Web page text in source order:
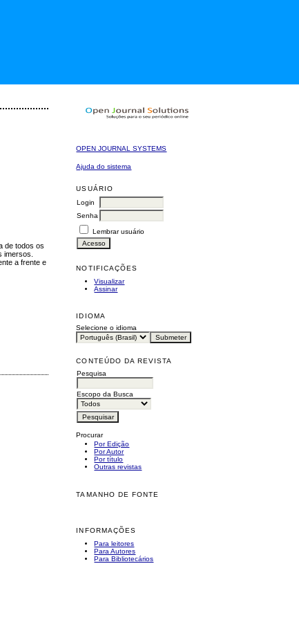
OPEN JOURNAL SYSTEMS
Ajuda do sistema
USUÁRIO
Login
Senha
Lembrar usuário
NOTIFICAÇÕES
Visualizar
Assinar
IDIOMA
Selecione o idioma
CONTEÚDO DA REVISTA
Pesquisa
Escopo da Busca
Procurar
Por Edição
Por Autor
Por título
Outras revistas
TAMANHO DE FONTE
INFORMAÇÕES
Para leitores
Para Autores
Para Bibliotecários
de todos os
imersos.
a frente e